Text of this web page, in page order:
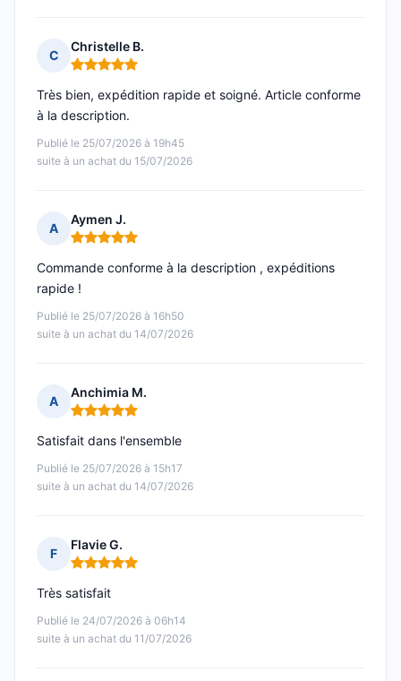
C
Christelle B.
Note : 5 sur 5
Publié le 25/07/2026 à 19h45
suite à un achat du 15/07/2026
Très bien, expédition rapide et soigné. Article conforme
à la description.
A
Aymen J.
Note : 5 sur 5
Publié le 25/07/2026 à 16h50
suite à un achat du 14/07/2026
Commande conforme à la description , expéditions
rapide !
A
Anchimia M.
Note : 5 sur 5
Publié le 25/07/2026 à 15h17
suite à un achat du 14/07/2026
Satisfait dans l'ensemble
F
Flavie G.
Note : 5 sur 5
Publié le 24/07/2026 à 06h14
suite à un achat du 11/07/2026
Très satisfait